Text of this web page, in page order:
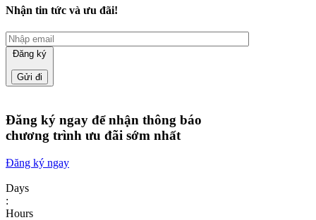
Nhận tin tức và ưu đãi!
Đăng ký
Đăng ký ngay để nhận thông báo
chương trình ưu đãi sớm nhất
Đăng ký ngay
Days
:
Hours